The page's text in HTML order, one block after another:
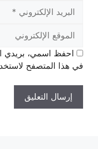
البريد
الإلكتروني
الموقع
الإلكتروني
احفظ اسمي، بريدي
في هذا المتصفح